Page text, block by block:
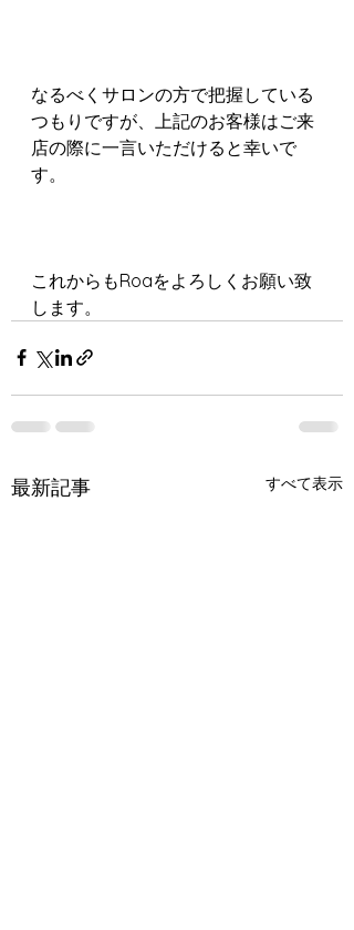
なるべくサロンの方で把握している
つもりですが、上記のお客様はご来
店の際に一言いただけると幸いで
す。
これからもRoaをよろしくお願い致
します。
最新記事 すべて表示